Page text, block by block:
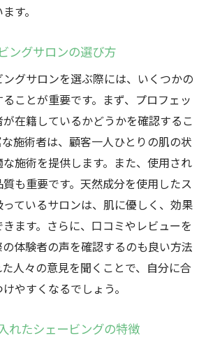
す。
ングサロンの選び方
グサロンを選ぶ際には、いくつかの
ことが重要です。まず、プロフェッ
在籍しているかどうかを確認するこ
施術者は、顧客一人ひとりの肌の状
施術を提供します。また、使用され
も重要です。天然成分を使用したス
ているサロンは、肌に優しく、効果
ます。さらに、口コミやレビューを
体験者の声を確認するのも良い方法
人々の意見を聞くことで、自分に合
やすくなるでしょう。
れたシェービングの特徴